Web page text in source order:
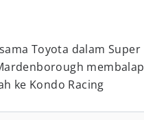
Toyota dalam Super
membalap
ke Kondo Racing